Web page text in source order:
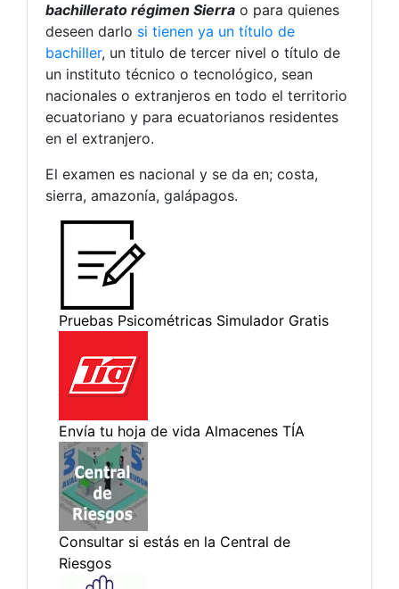
bachillerato régimen Sierra o para quienes
deseen darlo si tienen ya un título de
bachiller, un titulo de tercer nivel o título de
un instituto técnico o tecnológico, sean
nacionales o extranjeros en todo el territorio
ecuatoriano y para ecuatorianos residentes
en el extranjero.
El examen es nacional y se da en; costa,
sierra, amazonía, galápagos.